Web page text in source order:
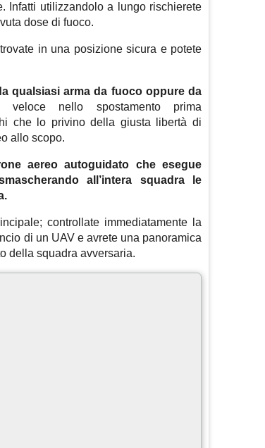
Infatti utilizzandolo a lungo rischierete
dose di fuoco.
in una posizione sicura e potete
qualsiasi arma da fuoco oppure da
veloce nello spostamento prima
che lo privino della giusta libertà di
allo scopo.
aereo autoguidato che esegue
all’intera squadra le
controllate immediatamente la
di un UAV e avrete una panoramica
della squadra avversaria.